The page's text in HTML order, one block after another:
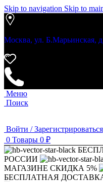
Skip to navigation Skip to
Москва, ул. Б.Марьинская,
Меню
Поиск
Войти / Зарегистрироваться
0 Товары 0 ₽
РОССИИ
МАГАЗИНЕ СКИДКА 5%
БЕСПЛАТНАЯ